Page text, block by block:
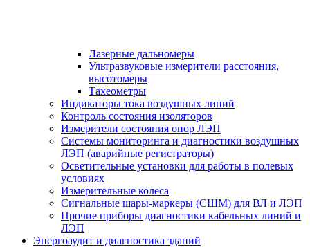
Лазерные дальномеры
Ультразвуковые измерители расстояния,
высотомеры
Тахеометры
Индикаторы тока воздушных линий
Контроль состояния изоляторов
Измерители состояния опор ЛЭП
Системы мониторинга и диагностики воздушных
ЛЭП (аварийные регистраторы)
Осветительные установки для работы в полевых
условиях
Измерительные колеса
Сигнальные шары-маркеры (СШМ) для ВЛ и ЛЭП
Прочие приборы диагностики кабельных линий и
ЛЭП
Энергоаудит и диагностика зданий